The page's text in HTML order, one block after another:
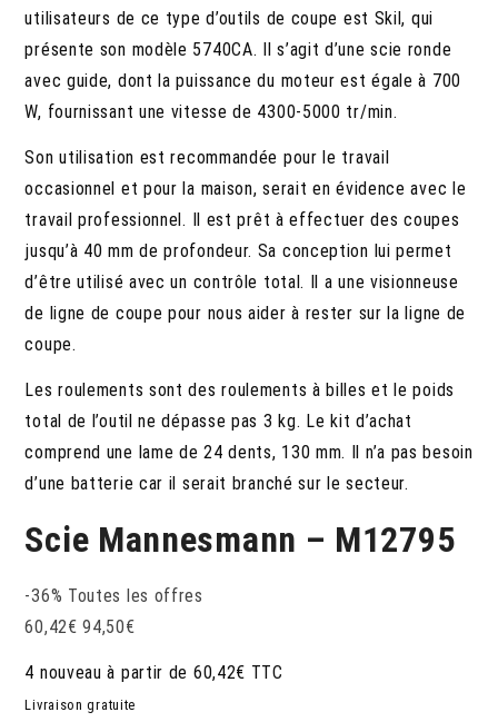
utilisateurs de ce type d’outils de coupe est Skil, qui
présente son modèle 5740CA. Il s’agit d’une scie ronde
avec guide, dont la puissance du moteur est égale à 700
W, fournissant une vitesse de 4300-5000 tr/min.
Son utilisation est recommandée pour le travail
occasionnel et pour la maison, serait en évidence avec le
travail professionnel. Il est prêt à effectuer des coupes
jusqu’à 40 mm de profondeur. Sa conception lui permet
d’être utilisé avec un contrôle total. Il a une visionneuse
de ligne de coupe pour nous aider à rester sur la ligne de
coupe.
Les roulements sont des roulements à billes et le poids
total de l’outil ne dépasse pas 3 kg. Le kit d’achat
comprend une lame de 24 dents, 130 mm. Il n’a pas besoin
d’une batterie car il serait branché sur le secteur.
Scie Mannesmann – M12795
-36% Toutes les offres
60,42€ 94,50€
4 nouveau à partir de 60,42€ TTC
Livraison gratuite